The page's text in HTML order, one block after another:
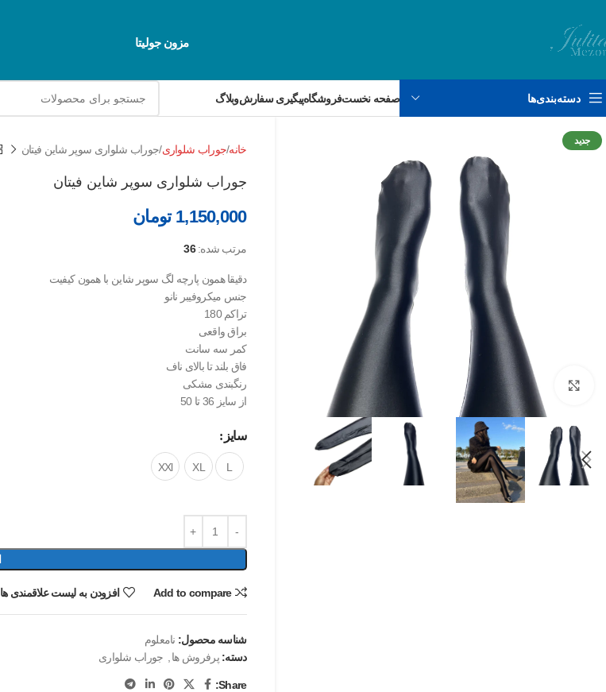
مزون جولیتا
دسته‌بندی‌ها صفحه نخستفروشگاهپیگیری سفارشوبلاگ
جدید
برای بزرگنمایی کلیک کنید
خانه جوراب شلواری جوراب شلواری سوپر شاین فیتان
جوراب شلواری سوپر شاین فیتان
1,150,000 تومان
مرتب شده: 36
دقیقا همون پارچه لگ سوپر شاین با همون کیفیت
جنس میکروفیبر نانو
تراکم 180
براق واقعی
کمر سه سانت
فاق بلند تا بالای ناف
رنگبندی مشکی
از سایز 36 تا 50
سایز
L
XL
XXl
Add to compare افزودن به لیست علاقمندی ها
شناسه محصول: نامعلوم
دسته: پرفروش ها جوراب شلواری
Share: